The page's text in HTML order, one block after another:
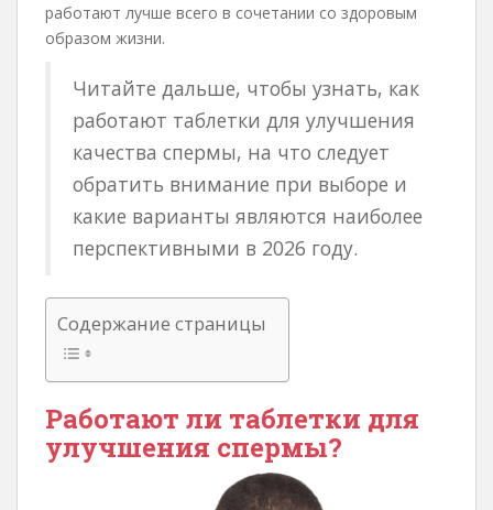
работают лучше всего в сочетании со здоровым
образом жизни.
Читайте дальше, чтобы узнать, как
работают таблетки для улучшения
качества спермы, на что следует
обратить внимание при выборе и
какие варианты являются наиболее
перспективными в 2026 году.
Содержание страницы
Работают ли таблетки для
улучшения спермы?